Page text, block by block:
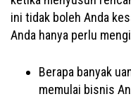
ini tidak boleh Anda
Anda hanya perlu
Berapa banyak
memulai bisnis